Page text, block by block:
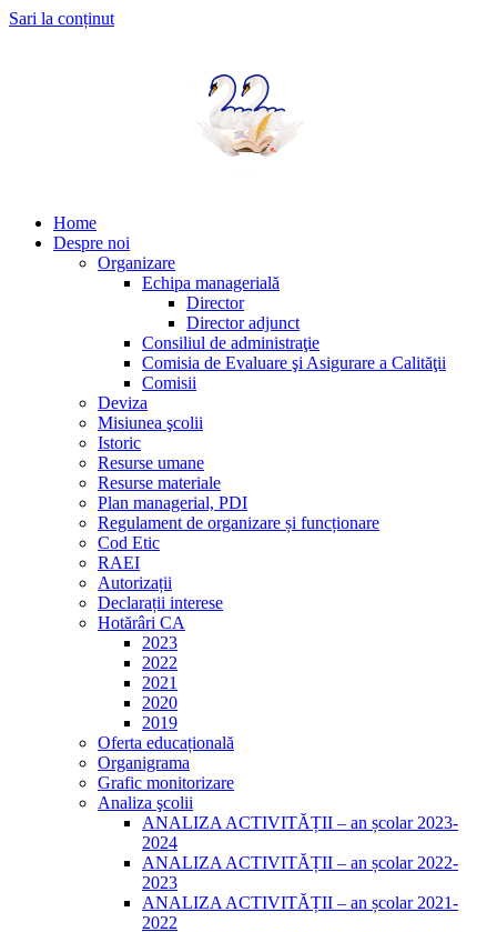
Sari la conținut
Home
Despre noi
Organizare
Echipa managerială
Director
Director adjunct
Consiliul de administraţie
Comisia de Evaluare şi Asigurare a Calităţii
Comisii
Deviza
Misiunea şcolii
Istoric
Resurse umane
Resurse materiale
Plan managerial, PDI
Regulament de organizare și funcționare
Cod Etic
RAEI
Autorizații
Declarații interese
Hotărâri CA
2023
2022
2021
2020
2019
Oferta educațională
Organigrama
Grafic monitorizare
Analiza şcolii
ANALIZA ACTIVITĂȚII – an școlar 2023-
2024
ANALIZA ACTIVITĂȚII – an școlar 2022-
2023
ANALIZA ACTIVITĂȚII – an școlar 2021-
2022